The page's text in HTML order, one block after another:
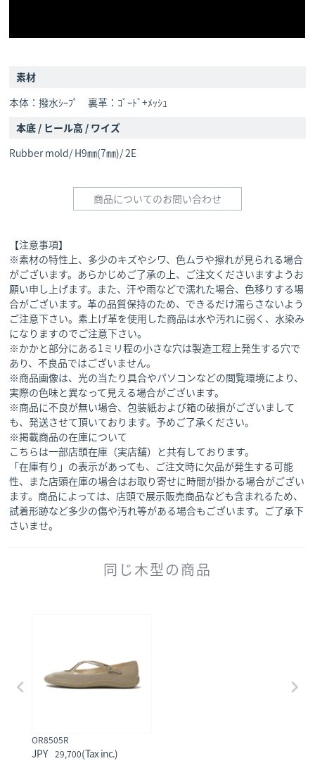
素材
本体：撥水ｼｰﾌﾟ 裏革：ｺﾞｰﾄﾞ+ﾒｯｼｭ
本底 / ヒール高 / ワイズ
Rubber mold/ H9㎜(7㎜)/ 2E
商品についてのお問い合わせ
【注意事項】
※素材の特性上、多少のキズやシワ、色ムラや擦れが見られる場合
がございます。あらかじめご了承の上、ご注文くださいますようお
願い申し上げます。また、汗や雨などで濡れた場合、色移りする場
合がございます。革の品質保持のため、できるだけ濡らさないよう
ご注意下さい。素上げ革を使用した商品は水や汚れに弱く、水染み
になりますのでご注意下さい。
※かかと部分にある1ミリ程の小さな穴は製造工程上発生する穴で
あり、不良品ではございません。
※商品画像は、光の当たり具合やパソコンなどの閲覧環境により、
実際の色味と異なって見える場合がございます。
※商品に不良が無い場合、包装紙および箱の破損がございまして
も、発送させて頂いております。予めご了承ください。
※掲載商品の在庫について
こちらは一部店頭在庫（実店舗）と共有しております。
「在庫有り」の表示があっても、ご注文時に欠品が発生する可能
性、また店頭在庫の場合はお取り寄せに時間が掛かる場合がござい
ます。商品によっては、店頭で展示販売商品なども含まれるため、
試着形跡など多少の傷や汚れ等がある場合もございます。ご了承下
さいませ。
同じ木型の商品
OR8505R
29,700